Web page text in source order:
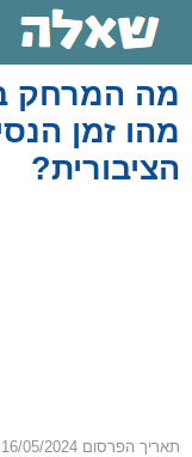
מה המרחק
מהו זמן
הציבורית?
תאריך הפרסום 16/05/2024